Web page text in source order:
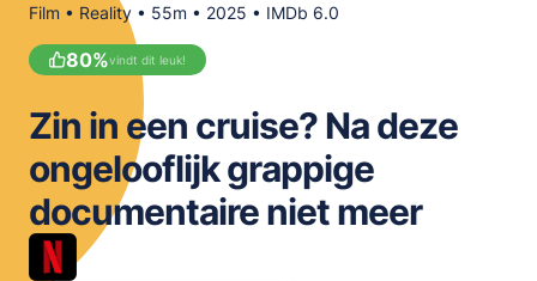
Film • Reality • 55m • 2025 • IMDb 6.0
80%vindt dit leuk!
Zin in een cruise? Na deze
ongelooflijk grappige
documentaire niet meer